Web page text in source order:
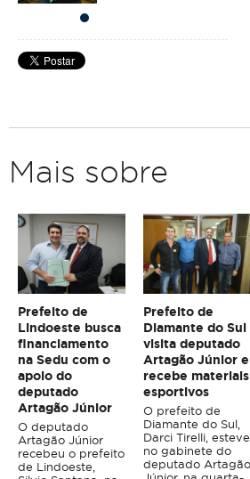
Mais sobre
Prefeito de
Lindoeste busca
financiamento
na Sedu com o
apoio do
deputado
Artagão Júnior
O deputado
Artagão Júnior
recebeu o prefeito
de Lindoeste,
Prefeito de
Diamante do Sul
visita deputado
Artagão Júnior e
recebe materiais
esportivos
O prefeito de
Diamante do Sul,
Darci Tirelli, esteve
no gabinete do
deputado Artagão